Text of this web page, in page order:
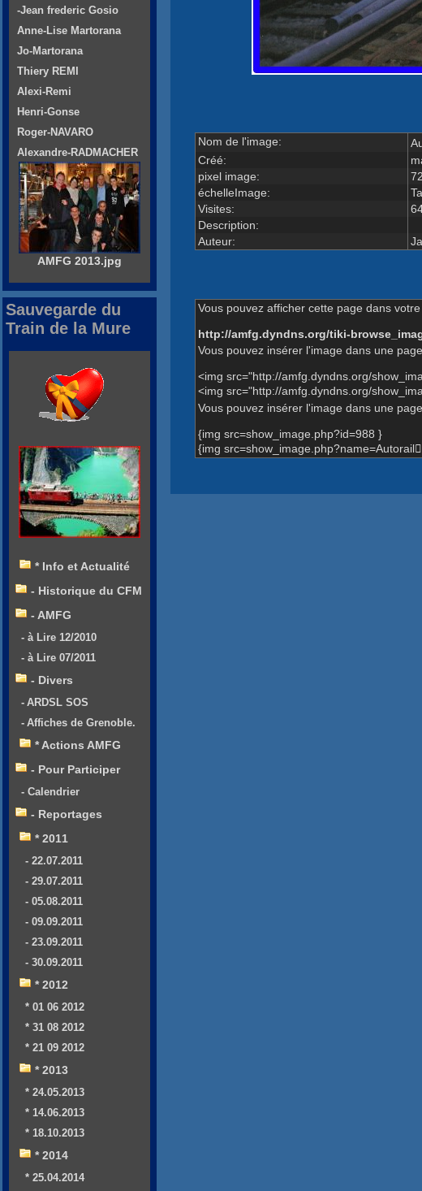
Nom de l'image:
Créé:
pixel image:
échelleImage:
Visites:
Description:
Auteur:
Vous pouvez afficher cette page dans
http://amfg.dyndns.org/tiki-
Vous pouvez insérer l'image dans une
<img src="http://amfg.dyndns.org/
<img src="http://amfg.dyndns.org/
Vous pouvez insérer l'image dans une
{img src=show_image.php?id=988 }
{img
-Jean frederic Gosio
Anne-Lise Martorana
Jo-Martorana
Thiery REMI
Alexi-Remi
Henri-Gonse
Roger-NAVARO
Alexandre-RADMACHER
AMFG 2013.jpg
Sauvegarde du
Train de la Mure
* Info et Actualité
- Historique du CFM
- AMFG
- à Lire 12/2010
- à Lire 07/2011
- Divers
- ARDSL SOS
- Affiches de Grenoble.
* Actions AMFG
- Pour Participer
- Calendrier
- Reportages
* 2011
- 22.07.2011
- 29.07.2011
- 05.08.2011
- 09.09.2011
- 23.09.2011
- 30.09.2011
* 2012
* 01 06 2012
* 31 08 2012
* 21 09 2012
* 2013
* 24.05.2013
* 14.06.2013
* 18.10.2013
* 2014
* 25.04.2014